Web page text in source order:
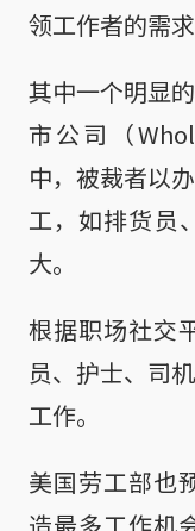
领工作者的需
其中一个明显
市公司（
中，被裁者以
工，如排货员
大。
根据职场社交
员、护士、司
工作。
美国劳工部也
造最多工作机